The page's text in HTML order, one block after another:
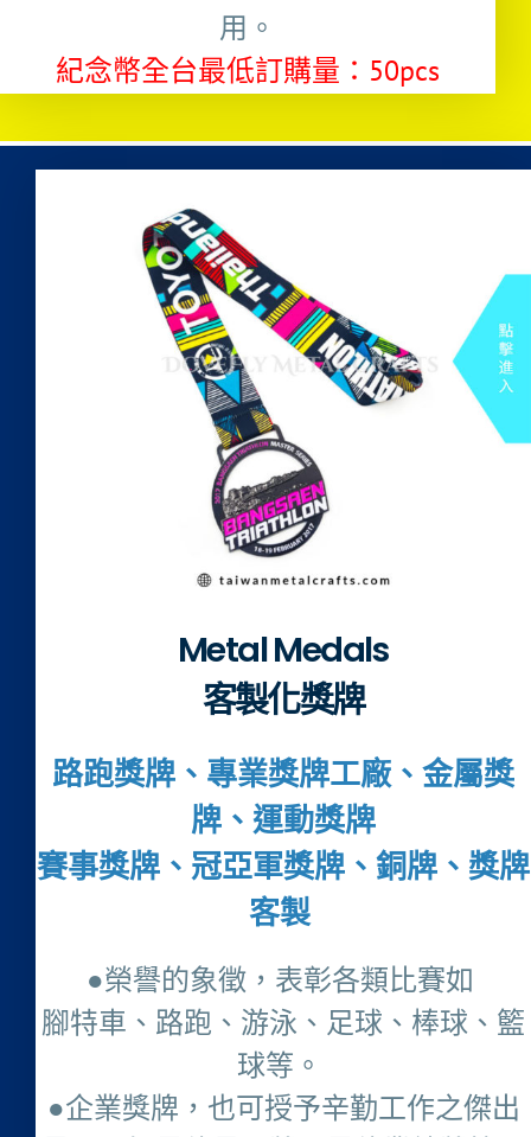
用。
紀念幣全台最低訂購量：50pcs
Metal Medals
客製化獎牌
路跑獎牌、專業獎牌工廠、金屬獎
牌、運動獎牌
賽事獎牌、冠亞軍獎牌、銅牌、獎牌
客製
●榮譽的象徵，表彰各類比賽如
腳特車、路跑、游泳、足球、棒球、籃
球等。
●企業獎牌，也可授予辛勤工作之傑出